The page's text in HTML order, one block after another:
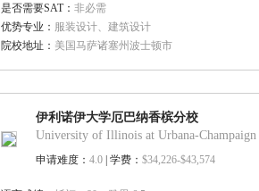
是否需要SAT：非必需
优势专业： 服装设计、建筑设计
院校地址： 美国马萨诸塞州波士顿市
伊利诺伊大学厄巴纳香槟分校
University of Illinois at Urbana-Champaign
申请难度：4.0 | 学费：$34,226-$43,574